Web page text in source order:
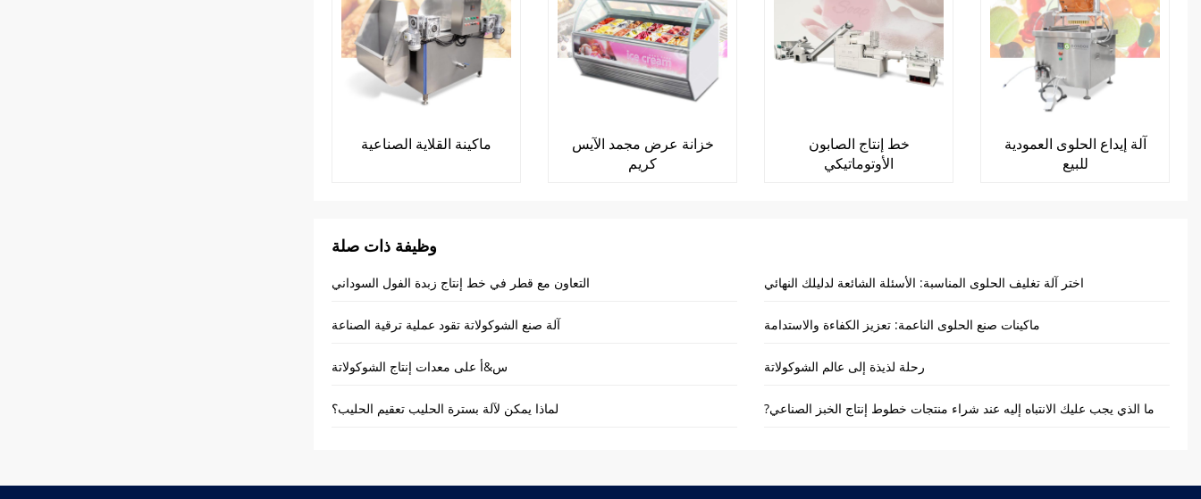
آلة إيداع الحلوى العمودية
للبيع
خط إنتاج الصابون
الأوتوماتيكي
خزانة عرض مجمد الآيس
كريم
ماكينة القلاية الصناعية
وظيفة ذات صلة
اختر آلة تغليف الحلوى المناسبة: الأسئلة الشائعة لدليلك النهائي التعاون مع قطر في خط إنتاج زبدة الفول السوداني
ماكينات صنع الحلوى الناعمة: تعزيز الكفاءة والاستدامة آلة صنع الشوكولاتة تقود عملية ترقية الصناعة
رحلة لذيذة إلى عالم الشوكولاتة س&أ على معدات إنتاج الشوكولاتة
ما الذي يجب عليك الانتباه إليه عند شراء منتجات خطوط إنتاج الخبز الصناعي? لماذا يمكن لآلة بسترة الحليب تعقيم الحليب؟